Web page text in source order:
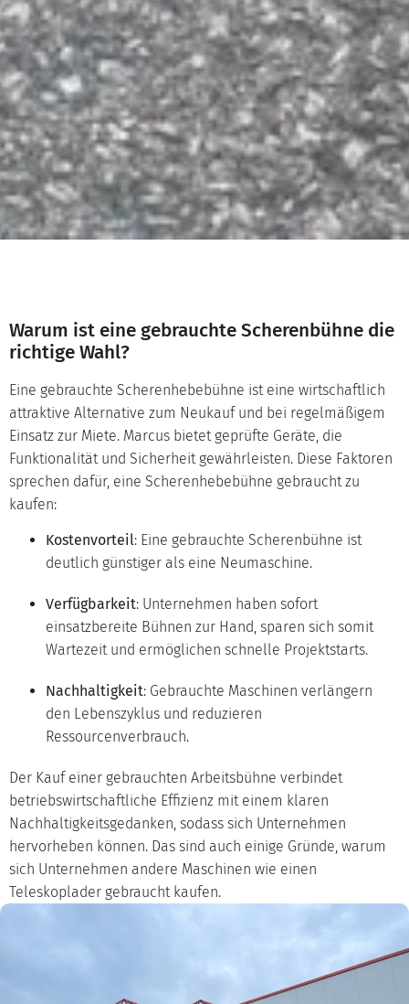
Warum ist eine gebrauchte Scherenbühne die
richtige Wahl?
Eine gebrauchte Scherenhebebühne ist eine wirtschaftlich
attraktive Alternative zum Neukauf und bei regelmäßigem
Einsatz zur Miete. Marcus bietet geprüfte Geräte, die
Funktionalität und Sicherheit gewährleisten. Diese Faktoren
sprechen dafür, eine Scherenhebebühne gebraucht zu
kaufen:
Kostenvorteil: Eine gebrauchte Scherenbühne ist
deutlich günstiger als eine Neumaschine.
Verfügbarkeit: Unternehmen haben sofort
einsatzbereite Bühnen zur Hand, sparen sich somit
Wartezeit und ermöglichen schnelle Projektstarts.
Nachhaltigkeit: Gebrauchte Maschinen verlängern
den Lebenszyklus und reduzieren
Ressourcenverbrauch.
Der Kauf einer gebrauchten Arbeitsbühne verbindet
betriebswirtschaftliche Effizienz mit einem klaren
Nachhaltigkeitsgedanken, sodass sich Unternehmen
hervorheben können. Das sind auch einige Gründe, warum
sich Unternehmen andere Maschinen wie einen
Teleskoplader gebraucht kaufen.